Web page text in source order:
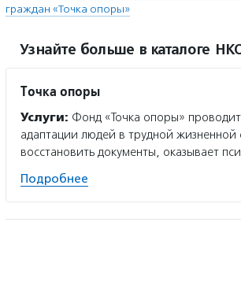
граждан «Точка опоры»
Узнайте больше в каталоге
Точка опоры
Услуги: Фонд «Точка опоры»
адаптации людей в трудной жизненной
восстановить документы, оказывает
Подробнее